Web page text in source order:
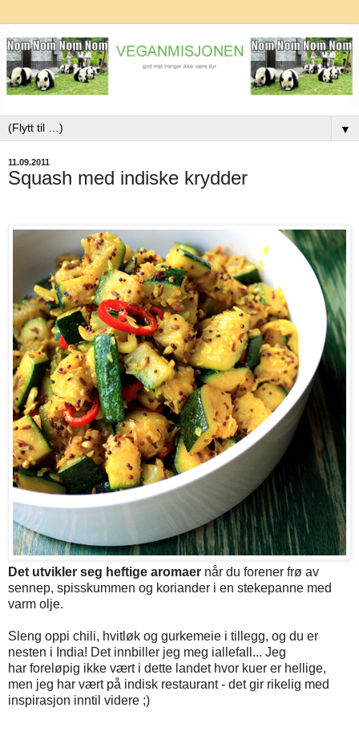
▼
11.09.2011
Squash med indiske krydder
Det utvikler seg heftige aromaer når du forener frø av
sennep, spisskummen og koriander i en stekepanne med
varm olje.
Sleng oppi chili, hvitløk og gurkemeie i tillegg, og du er
nesten i India! Det innbiller jeg meg iallefall... Jeg
har foreløpig ikke vært i dette landet hvor kuer er hellige,
men jeg har vært på indisk restaurant - det gir rikelig med
inspirasjon inntil videre ;)